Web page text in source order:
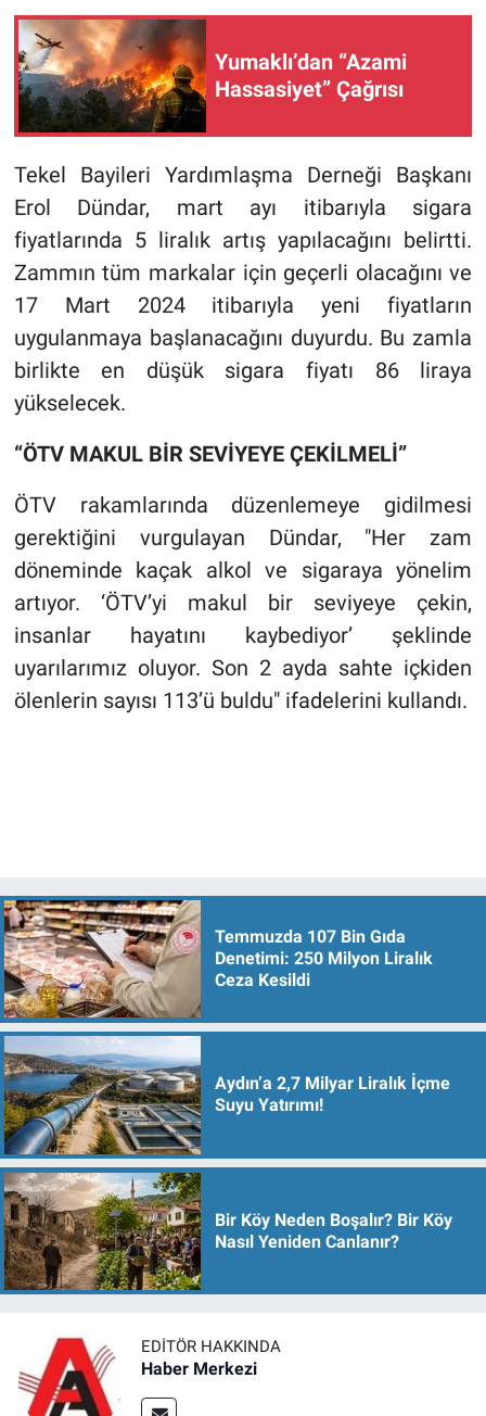
Yumaklı’dan “Azami
Hassasiyet” Çağrısı
Tekel Bayileri Yardımlaşma Derneği Başkanı
Erol Dündar, mart ayı itibarıyla sigara
fiyatlarında 5 liralık artış yapılacağını belirtti.
Zammın tüm markalar için geçerli olacağını ve
17 Mart 2024 itibarıyla yeni fiyatların
uygulanmaya başlanacağını duyurdu. Bu zamla
birlikte en düşük sigara fiyatı 86 liraya
yükselecek.
“ÖTV MAKUL BİR SEVİYEYE ÇEKİLMELİ”
ÖTV rakamlarında düzenlemeye gidilmesi
gerektiğini vurgulayan Dündar, "Her zam
döneminde kaçak alkol ve sigaraya yönelim
artıyor. ‘ÖTV’yi makul bir seviyeye çekin,
insanlar hayatını kaybediyor’ şeklinde
uyarılarımız oluyor. Son 2 ayda sahte içkiden
ölenlerin sayısı 113’ü buldu" ifadelerini kullandı.
Temmuzda 107 Bin Gıda
Denetimi: 250 Milyon Liralık
Ceza Kesildi
Aydın’a 2,7 Milyar Liralık İçme
Suyu Yatırımı!
Bir Köy Neden Boşalır? Bir Köy
Nasıl Yeniden Canlanır?
EDITÖR HAKKINDA
Haber Merkezi